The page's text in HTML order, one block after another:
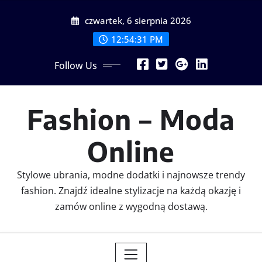
czwartek, 6 sierpnia 2026
12:54:31 PM
Follow Us
Fashion – Moda
Online
Stylowe ubrania, modne dodatki i najnowsze trendy
fashion. Znajdź idealne stylizacje na każdą okazję i
zamów online z wygodną dostawą.